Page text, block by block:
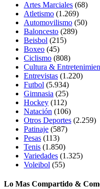
Artes Marciales (68)
Atletismo (1.269)
Automovilismo (50)
Baloncesto (289)
Beisbol (215)
Boxeo (45)
Ciclismo (808)
Cultura &
Entrevistas (1.220)
Futbol (5.934)
Gimnasia (25)
Hockey (112)
Natación (106)
Otros Deportes (2.259)
Patinaje (587)
Pesas (113)
Tenis (1.850)
Variedades (1.325)
Voleibol (55)
Lo Mas Compartido &